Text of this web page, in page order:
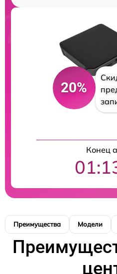
20%
Конец
Преимущества Модели